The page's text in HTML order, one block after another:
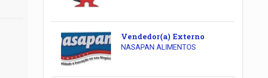
Vendedor(a) Externo
NASAPAN ALIMENTOS